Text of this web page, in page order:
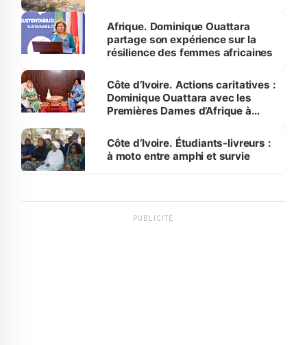
Afrique. Dominique Ouattara
partage son expérience sur la
résilience des femmes africaines
Côte d’Ivoire. Actions caritatives :
Dominique Ouattara avec les
Premières Dames d’Afrique à
Côte d’Ivoire. Étudiants-livreurs :
à moto entre amphi et survie
PUBLICITÉ